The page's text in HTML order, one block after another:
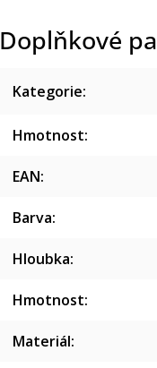
Doplňkové
Kategorie:
Hmotnost:
EAN:
Barva:
Hloubka:
Hmotnost:
Materiál: